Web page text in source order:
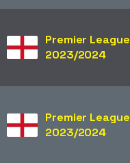
Premier League
2023/2024
Premier League
2023/2024